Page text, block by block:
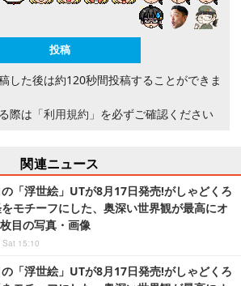
した後は約120秒間投稿することができま
際は 「利用規約」 を必ずご確認ください
関連ニュース
「浮世絵」UTが8月17日発売!がしゃどくろ
モチーフにした、奥深い世界観が最高にオ
目の写真・画像
15:10
「浮世絵」UTが8月17日発売!がしゃどくろ